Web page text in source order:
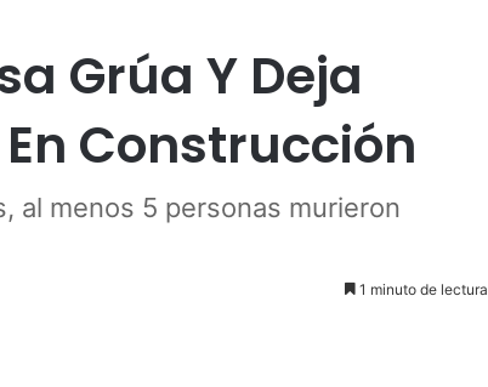
Grúa Y Deja
Construcción
al menos 5 personas murieron
1 minuto de lectura